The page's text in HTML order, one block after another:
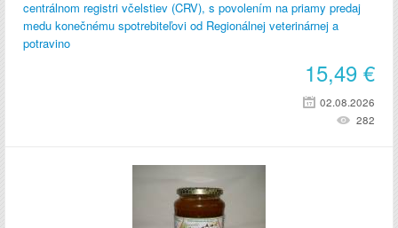
centrálnom registri včelstiev (CRV), s povolením na priamy predaj
medu konečnému spotrebiteľovi od Regionálnej veterinárnej a
potravino
15,49 €
02.08.2026
282